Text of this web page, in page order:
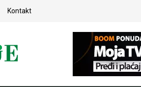
Kontakt